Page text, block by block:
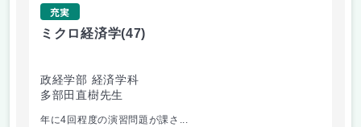
充実
ミクロ経済学(47)
政経学部 経済学科
多部田直樹先生
年に4回程度の演習問題が課さ...